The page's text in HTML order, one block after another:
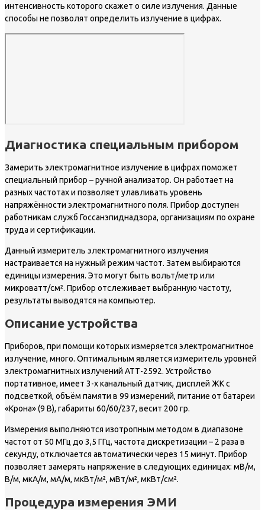
интенсивность которого скажет о силе излучения. Данные
способы не позволят определить излучение в цифрах.
Диагностика специальным прибором
Замерить электромагнитное излучение в цифрах поможет
специальный прибор – ручной анализатор. Он работает на
разных частотах и позволяет улавливать уровень
напряжённости электромагнитного поля. Прибор доступен
работникам служб Госсанэпиднадзора, организациям по охране
труда и сертификации.
Данный измеритель электромагнитного излучения
настраивается на нужный режим частот. Затем выбираются
единицы измерения. Это могут быть вольт/метр или
микроватт/см². Прибор отслеживает выбранную частоту,
результаты выводятся на компьютер.
Описание устройства
Приборов, при помощи которых измеряется электромагнитное
излучение, много. Оптимальным является измеритель уровней
электромагнитных излучений АТТ-2592. Устройство
портативное, имеет 3-х канальный датчик, дисплей ЖК с
подсветкой, объём памяти в 99 измерений, питание от батареи
«Крона» (9 В), габариты 60/60/237, весит 200 гр.
Измерения выполняются изотропным методом в диапазоне
частот от 50 МГц до 3,5 ГГц, частота дискретизации – 2 раза в
секунду, отключается автоматически через 15 минут. Прибор
позволяет замерять напряжение в следующих единицах: мВ/м,
В/м, мкА/м, мА/м, мкВт/м², мВт/м², мкВт/см².
Процедура измерения ЭМИ